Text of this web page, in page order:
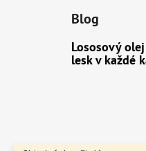
Blog
Lososový
lesk v každé